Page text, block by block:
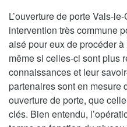
L’ouverture de porte Vals-
intervention très commune
aisé pour eux de procéder
même si celles-ci sont plus
connaissances et leur
partenaires sont en mesure
ouverture de porte, que
clés. Bien entendu,